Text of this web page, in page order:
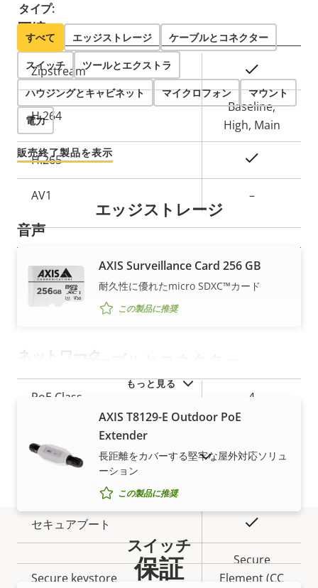
パ
テ
ィ
の
説
明
パ
テ
ィ
値
圧縮
プ
ロ
パ
テ
ィ
の
説
明
プ
ロ
テ
ィ
値
Zipstream
H.264
Baseline,
High, Main
H.265
AV1 –
音声
プ
ロ
パ
説
明
プ
値
音声サポート ○
内蔵マイクロフォン
ネットワーク
プ
テ
説
明
パ
テ
値
PoE Class 4
セキュリティ
パ
テ
ィ
の
ロ
パ
テ
ィ
セキュアブート
Secure keystore
Secure
Element (CC
タイプ:
すべて エッジストレージ ケーブルとコネクター
スイッチ ツールとエクストラ
ハウジングとキャビネット マイクロフォン マウント
電力
販売終了製品を表示
もっと見る
エッジストレージ
AXIS Surveillance Card 256 GB
耐久性に優れたmicro SDXC™カード
この製品に推奨
AXIS T8129-E Outdoor PoE
Extender
長距離をカバーする堅牢な屋外対応ソリュ
ーション
この製品に推奨
スイッチ
販売終了製品を表示
保証